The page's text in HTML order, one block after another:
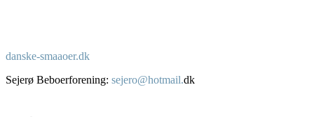
danske-smaaoer.dk
Sejerø Beboerforening: sejero@hotmail.dk